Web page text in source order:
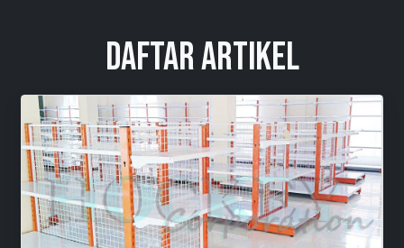
Daftar Artikel